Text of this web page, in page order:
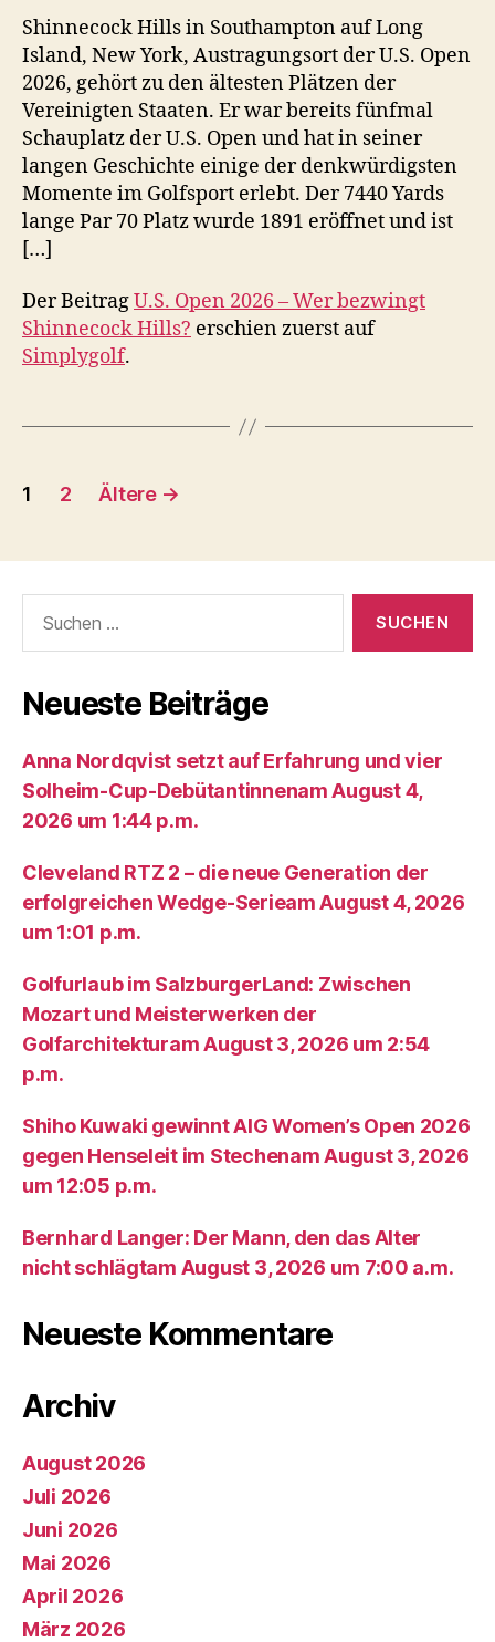
Shinnecock Hills in Southampton auf Long
Island, New York, Austragungsort der U.S. Open
2026, gehört zu den ältesten Plätzen der
Vereinigten Staaten. Er war bereits fünfmal
Schauplatz der U.S. Open und hat in seiner
langen Geschichte einige der denkwürdigsten
Momente im Golfsport erlebt. Der 7440 Yards
lange Par 70 Platz wurde 1891 eröffnet und ist
[…]
Der BeitragU.S. Open 2026 – Wer bezwingt
Shinnecock Hills? erschien zuerst auf
Simplygolf.
Seitennummerierung
Beiträge
1 2 Ältere →
nach:
Neueste Beiträge
Anna Nordqvist setzt auf Erfahrung und vier
Solheim-Cup-Debütantinnenam August 4,
2026 um 1:44 p.m.
Cleveland RTZ 2 – die neue Generation der
erfolgreichen Wedge-Serieam August 4, 2026
um 1:01 p.m.
Golfurlaub im SalzburgerLand: Zwischen
Mozart und Meisterwerken der
Golfarchitekturam August 3, 2026 um 2:54
p.m.
Shiho Kuwaki gewinnt AIG Women’s Open 2026
gegen Henseleit im Stechenam August 3, 2026
um 12:05 p.m.
Bernhard Langer: Der Mann, den das Alter
nicht schlägtam August 3, 2026 um 7:00 a.m.
Neueste Kommentare
Archiv
August 2026
Juli 2026
Juni 2026
Mai 2026
April 2026
März 2026